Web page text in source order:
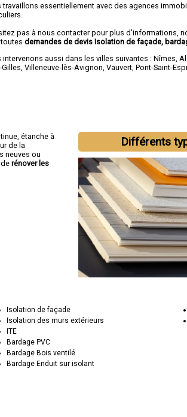
travaillons essentiellement avec des agences
pas à nous contacter pour plus d'informations,
toutesdemandes de devis Isolation de façade,
intervenons aussi dans les villes suivantes :Nîmes
Gilles ,Villeneuve-lès-Avignon ,Vauvert ,Pont-Saint-
Différents
étanche à
de la
neuves ou
rénover les
Isolation de façade
Isolation des murs extérieurs
ITE
Bardage PVC
Bardage Bois ventilé
Bardage Enduit sur isolant